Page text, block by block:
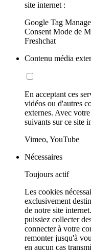
site internet :
Google Tag
Consent Mode de
Freshchat
Contenu média
En acceptant ces
vidéos ou d'autres
externes. Avec
suivants sur ce site
Vimeo, YouTube
Nécessaires
Toujours actif
Les cookies
exclusivement
de notre site
puissiez collecter
connecter à votre
remonter jusqu'à
en aucun cas